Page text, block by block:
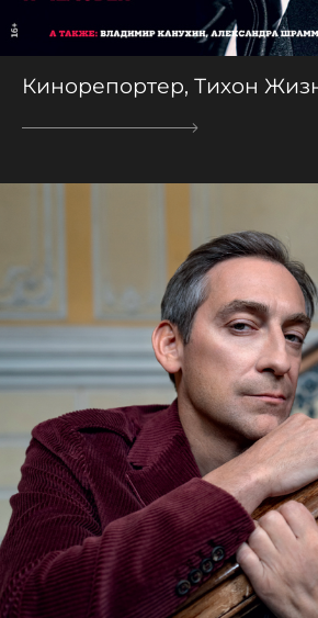
Кинорепортер, Тихон